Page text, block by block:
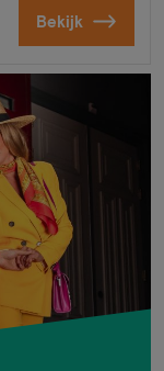
Bekijk